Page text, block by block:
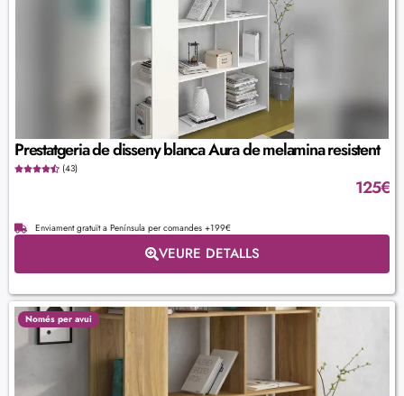
Prestatgeria de disseny blanca Aura de melamina resistent
(43)
125€
Enviament gratuït a Península per comandes +199€
VEURE DETALLS
Només per avui